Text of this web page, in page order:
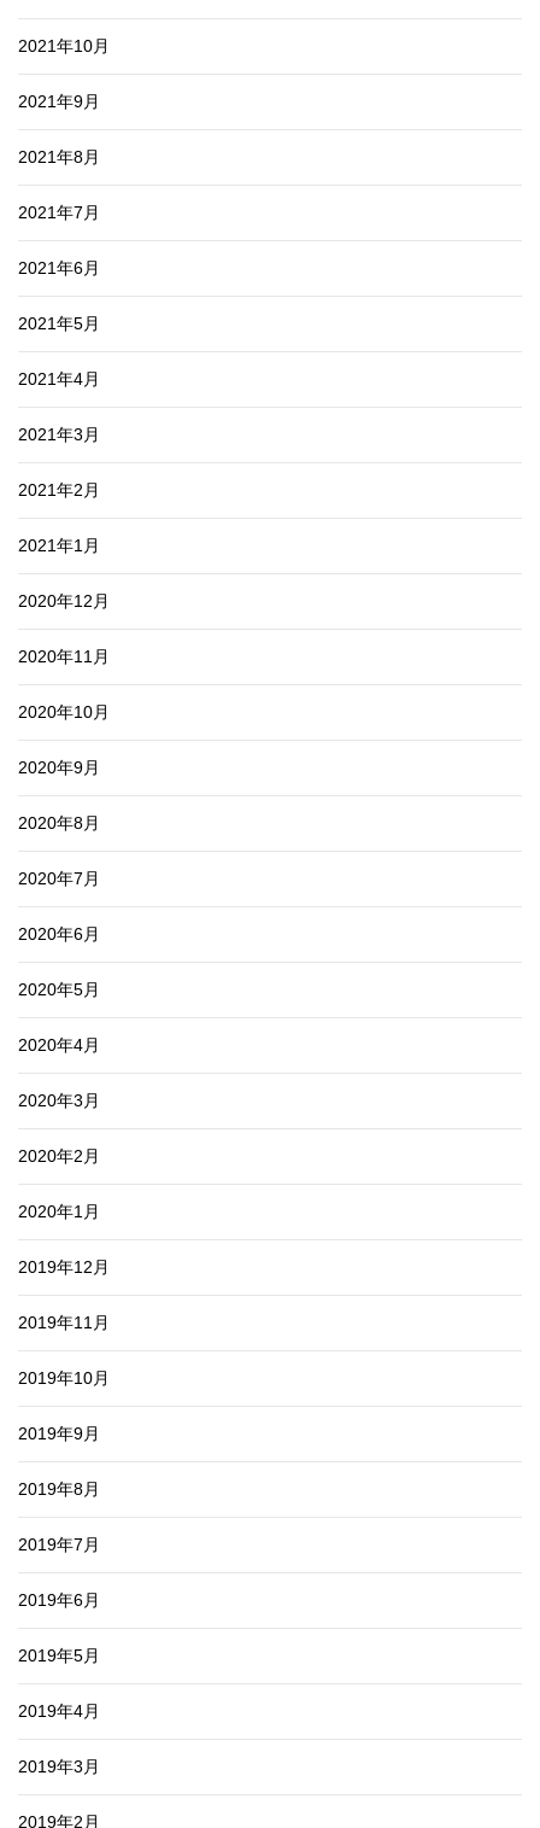
2021年10月
2021年9月
2021年8月
2021年7月
2021年6月
2021年5月
2021年4月
2021年3月
2021年2月
2021年1月
2020年12月
2020年11月
2020年10月
2020年9月
2020年8月
2020年7月
2020年6月
2020年5月
2020年4月
2020年3月
2020年2月
2020年1月
2019年12月
2019年11月
2019年10月
2019年9月
2019年8月
2019年7月
2019年6月
2019年5月
2019年4月
2019年3月
2019年2月